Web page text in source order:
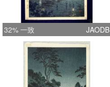
32% 一致 JAODB